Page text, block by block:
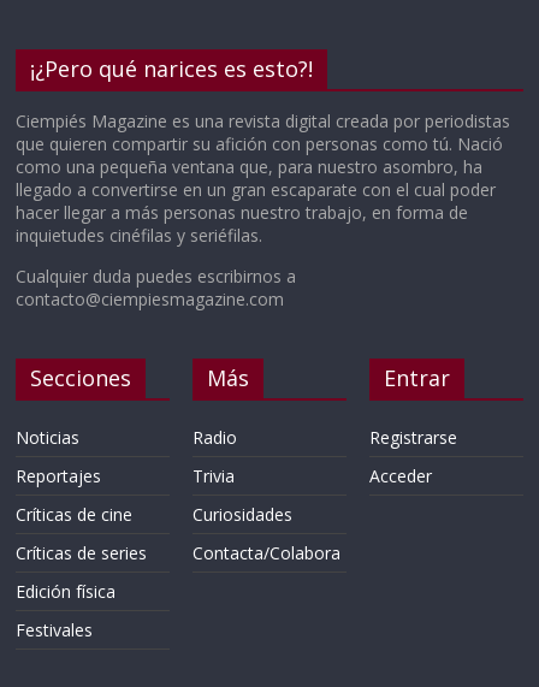
¡¿Pero qué narices es esto?!
Ciempiés Magazine es una revista digital creada por periodistas
que quieren compartir su afición con personas como tú. Nació
como una pequeña ventana que, para nuestro asombro, ha
llegado a convertirse en un gran escaparate con el cual poder
hacer llegar a más personas nuestro trabajo, en forma de
inquietudes cinéfilas y seriéfilas.
Cualquier duda puedes escribirnos a
contacto@ciempiesmagazine.com
Secciones
Noticias
Reportajes
Críticas de cine
Críticas de series
Edición física
Festivales
Más
Radio
Trivia
Curiosidades
Contacta/Colabora
Entrar
Registrarse
Acceder